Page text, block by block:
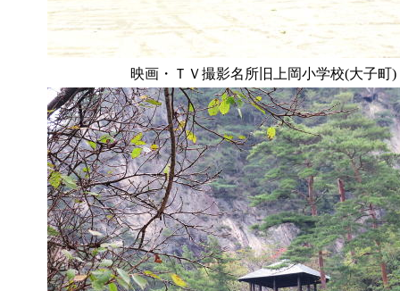
映画・ＴＶ撮影名所旧上岡小学校(大子町)